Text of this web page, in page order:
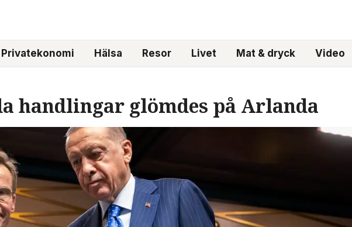
Privatekonomi Hälsa Resor Livet Mat & dryck Video
handlingar glömdes på Arlanda